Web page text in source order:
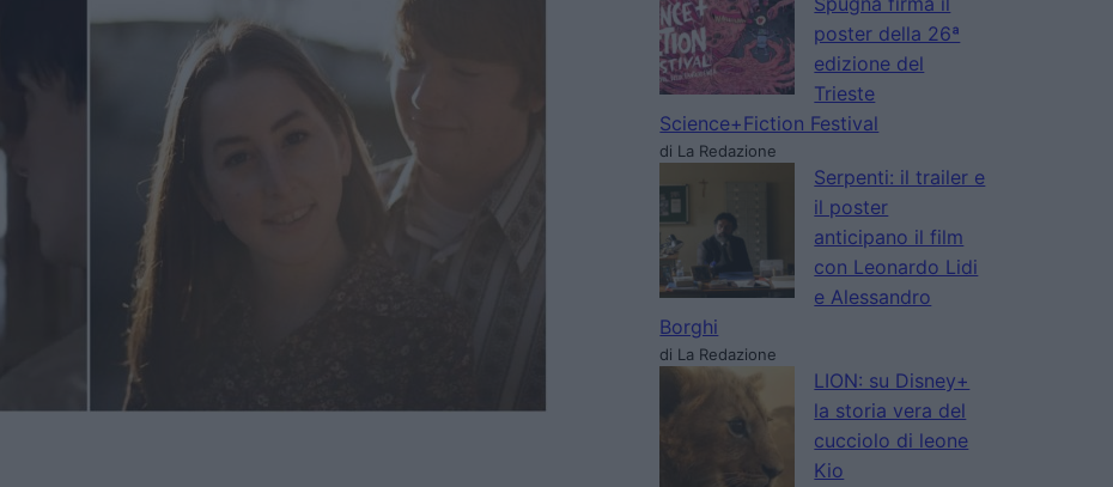
poster della 26ª
edizione del
Trieste
Science+Fiction Festival
di La Redazione
Serpenti: il trailer e
il poster
anticipano il film
con Leonardo Lidi
e Alessandro
Borghi
di La Redazione
LION: su Disney+
la storia vera del
cucciolo di leone
Kio